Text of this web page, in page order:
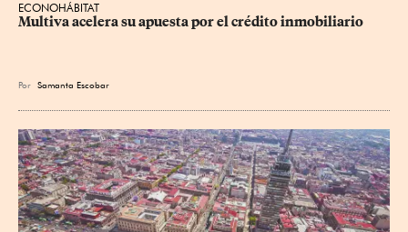
ECONOHÁBITAT
Multiva acelera su apuesta por el crédito inmobiliario
Por Samanta Escobar